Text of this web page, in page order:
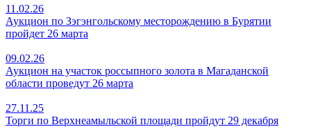
11.02.26
Аукцион по Зэгэнгольскому месторождению в Бурятии
пройдет 26 марта
09.02.26
Аукцион на участок россыпного золота в Магаданской
области проведут 26 марта
27.11.25
Торги по Верхнеамыльской площади пройдут 29 декабря